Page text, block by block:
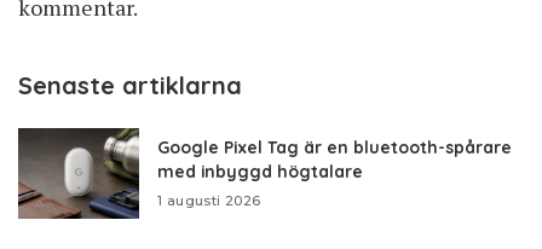
kommentar.
Senaste artiklarna
Google Pixel Tag är en bluetooth-spårare
med inbyggd högtalare
1 augusti 2026